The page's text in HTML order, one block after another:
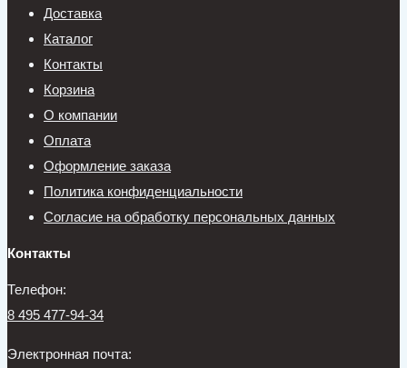
Доставка
Каталог
Контакты
Корзина
О компании
Оплата
Оформление заказа
Политика конфиденциальности
Согласие на обработку персональных данных
Контакты
Телефон:
8 495 477-94-34
Электронная почта: